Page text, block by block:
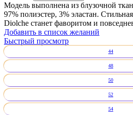
Модель выполнена из блузочной
97% полиэстер, 3% эластан.
Diolche станет фаворитом и
Добавить в список желаний
Быстрый просмотр
44
48
50
52
54